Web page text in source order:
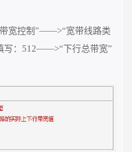
宽控制”——>“宽带线路类
写：512——>“下行总带宽”